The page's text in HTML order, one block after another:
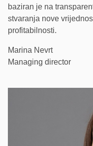
baziran je na
stvaranja nove
profitabilnosti.
Marina Nevrt
Managing director